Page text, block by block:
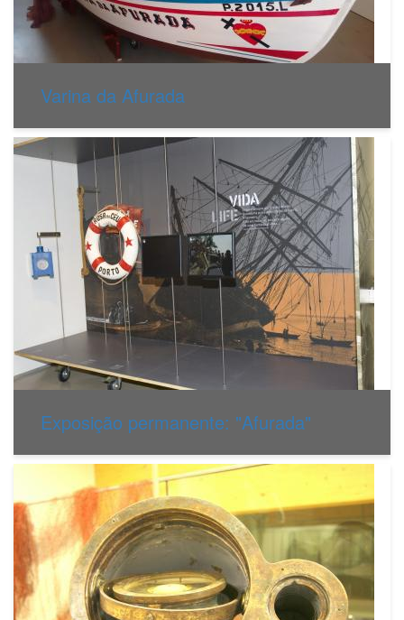
Varina da Afurada
Exposição permanente: "Afurada"